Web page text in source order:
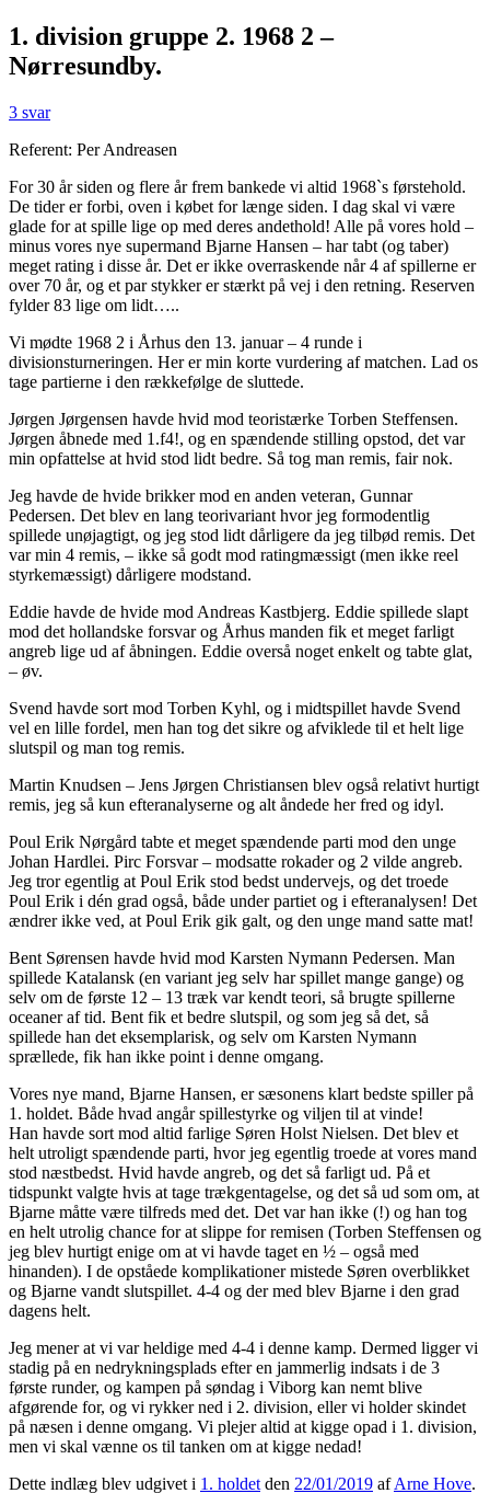
1. division gruppe 2. 1968 2 –
Nørresundby.
3 svar
Referent: Per Andreasen
For 30 år siden og flere år frem bankede vi altid 1968`s førstehold.
De tider er forbi, oven i købet for længe siden. I dag skal vi være
glade for at spille lige op med deres andethold! Alle på vores hold –
minus vores nye supermand Bjarne Hansen – har tabt (og taber)
meget rating i disse år. Det er ikke overraskende når 4 af spillerne er
over 70 år, og et par stykker er stærkt på vej i den retning. Reserven
fylder 83 lige om lidt…..
Vi mødte 1968 2 i Århus den 13. januar – 4 runde i
divisionsturneringen. Her er min korte vurdering af matchen. Lad os
tage partierne i den rækkefølge de sluttede.
Jørgen Jørgensen havde hvid mod teoristærke Torben Steffensen.
Jørgen åbnede med 1.f4!, og en spændende stilling opstod, det var
min opfattelse at hvid stod lidt bedre. Så tog man remis, fair nok.
Jeg havde de hvide brikker mod en anden veteran, Gunnar
Pedersen. Det blev en lang teorivariant hvor jeg formodentlig
spillede unøjagtigt, og jeg stod lidt dårligere da jeg tilbød remis. Det
var min 4 remis, – ikke så godt mod ratingmæssigt (men ikke reel
styrkemæssigt) dårligere modstand.
Eddie havde de hvide mod Andreas Kastbjerg. Eddie spillede slapt
mod det hollandske forsvar og Århus manden fik et meget farligt
angreb lige ud af åbningen. Eddie overså noget enkelt og tabte glat,
– øv.
Svend havde sort mod Torben Kyhl, og i midtspillet havde Svend
vel en lille fordel, men han tog det sikre og afviklede til et helt lige
slutspil og man tog remis.
Martin Knudsen – Jens Jørgen Christiansen blev også relativt hurtigt
remis, jeg så kun efteranalyserne og alt åndede her fred og idyl.
Poul Erik Nørgård tabte et meget spændende parti mod den unge
Johan Hardlei. Pirc Forsvar – modsatte rokader og 2 vilde angreb.
Jeg tror egentlig at Poul Erik stod bedst undervejs, og det troede
Poul Erik i dén grad også, både under partiet og i efteranalysen! Det
ændrer ikke ved, at Poul Erik gik galt, og den unge mand satte mat!
Bent Sørensen havde hvid mod Karsten Nymann Pedersen. Man
spillede Katalansk (en variant jeg selv har spillet mange gange) og
selv om de første 12 – 13 træk var kendt teori, så brugte spillerne
oceaner af tid. Bent fik et bedre slutspil, og som jeg så det, så
spillede han det eksemplarisk, og selv om Karsten Nymann
sprællede, fik han ikke point i denne omgang.
Vores nye mand, Bjarne Hansen, er sæsonens klart bedste spiller på
1. holdet. Både hvad angår spillestyrke og viljen til at vinde!
Han havde sort mod altid farlige Søren Holst Nielsen. Det blev et
helt utroligt spændende parti, hvor jeg egentlig troede at vores mand
stod næstbedst. Hvid havde angreb, og det så farligt ud. På et
tidspunkt valgte hvis at tage trækgentagelse, og det så ud som om, at
Bjarne måtte være tilfreds med det. Det var han ikke (!) og han tog
en helt utrolig chance for at slippe for remisen (Torben Steffensen og
jeg blev hurtigt enige om at vi havde taget en ½ – også med
hinanden). I de opståede komplikationer mistede Søren overblikket
og Bjarne vandt slutspillet. 4-4 og der med blev Bjarne i den grad
dagens helt.
Jeg mener at vi var heldige med 4-4 i denne kamp. Dermed ligger vi
stadig på en nedrykningsplads efter en jammerlig indsats i de 3
første runder, og kampen på søndag i Viborg kan nemt blive
afgørende for, og vi rykker ned i 2. division, eller vi holder skindet
på næsen i denne omgang. Vi plejer altid at kigge opad i 1. division,
men vi skal vænne os til tanken om at kigge nedad!
Dette indlæg blev udgivet i 1. holdet den 22/01/2019 afArne Hove.